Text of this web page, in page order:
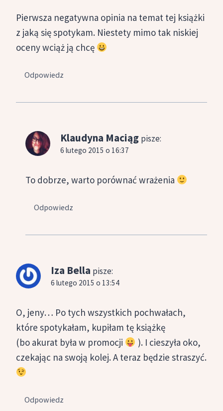
Pierwsza negatywna opinia na temat tej książki
z jaką się spotykam. Niestety mimo tak niskiej
oceny wciąż ją chcę
Odpowiedz
Klaudyna Maciąg pisze:
6 lutego 2015 o 16:37
To dobrze, warto porównać wrażenia
Odpowiedz
Iza Bella pisze:
6 lutego 2015 o 13:54
O, jeny… Po tych wszystkich pochwałach,
które spotykałam, kupiłam tę książkę
(bo akurat była w promocji
). I cieszyła oko,
czekając na swoją kolej. A teraz będzie straszyć.
Odpowiedz